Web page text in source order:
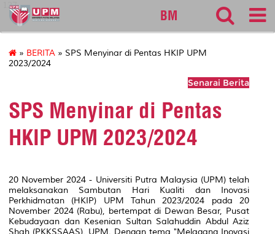
127
BM
» BERITA » SPS Menyinar di Pentas HKIP UPM
2023/2024
Senarai Berita
SPS Menyinar di Pentas
HKIP UPM 2023/2024
20 November 2024 - Universiti Putra Malaysia (UPM) telah
melaksanakan Sambutan Hari Kualiti dan Inovasi
Perkhidmatan (HKIP) UPM Tahun 2023/2024 pada 20
November 2024 (Rabu), bertempat di Dewan Besar, Pusat
Kebudayaan dan Kesenian Sultan Salahuddin Abdul Aziz
Shah (PKKSSAAS), UPM. Dengan tema "Melagang Inovasi